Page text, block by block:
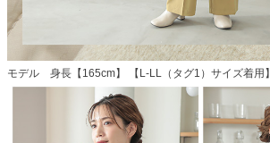
モデル 身長【165cm】 【L-LL（タグ1）サイズ着用】